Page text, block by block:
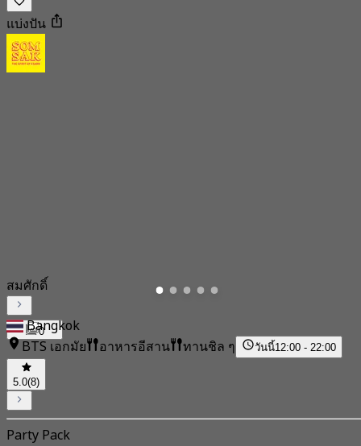
แบ่งปัน
0
สมศักดิ์
Bangkok
BTS เอกมัย
อาหารอีสาน ทานชิล ๆ วันนี้12:00 - 22:00
5.0(8)
Party Pack